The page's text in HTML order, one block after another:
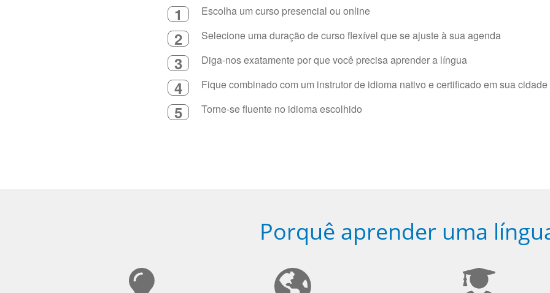
1 Escolha um curso presencial ou online
2 Selecione uma duração de curso flexível que se ajuste à sua agenda
3 Diga-nos exatamente por que você precisa aprender a língua
4 Fique combinado com um instrutor de idioma nativo e certificado em sua
5 Torne-se fluente no idioma escolhido
Porquê aprender uma